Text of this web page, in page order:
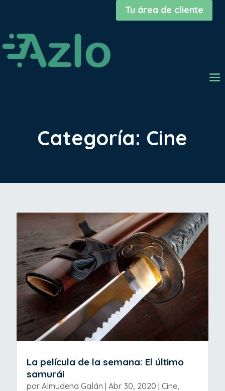
Tu área de cliente
Categoría: Cine
La película de la semana: El último
samurái
por Almudena Galán | Abr 30, 2020 | Cine,